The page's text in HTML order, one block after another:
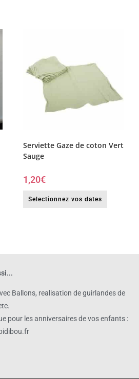
Serviette Gaze de coton Vert
Sauge
1,20€
Selectionnez vos dates
Ballons, realisation de guirlandes de
pour les anniversaires de vos enfants :